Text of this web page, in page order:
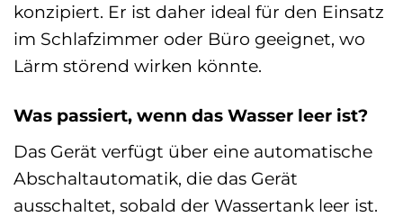
konzipiert. Er ist daher ideal für den Einsatz
im Schlafzimmer oder Büro geeignet, wo
Lärm störend wirken könnte.
Was passiert, wenn das Wasser leer ist?
Das Gerät verfügt über eine automatische
Abschaltautomatik, die das Gerät
ausschaltet, sobald der Wassertank leer ist.